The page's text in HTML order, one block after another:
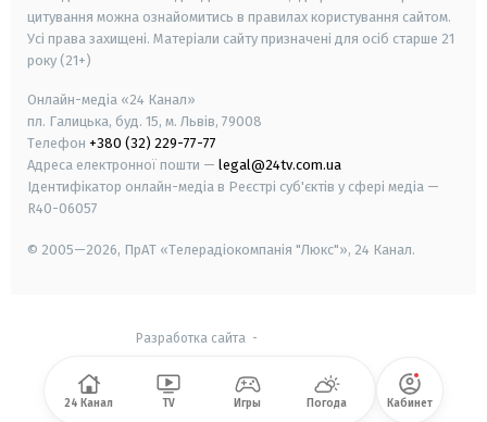
цитування можна ознайомитись в правилах користування сайтом.
Усі права захищені. Матеріали сайту призначені для осіб старше 21
року (21+)
Онлайн-медіа «24 Канал»
пл. Галицька, буд. 15, м. Львів, 79008
Телефон +380 (32) 229-77-77
Адреса електронної пошти — legal@24tv.com.ua
Ідентифікатор онлайн-медіа в Реєстрі суб'єктів у сфері медіа —
R40-06057
© 2005—2026, ПрАТ «Телерадіокомпанія "Люкс"», 24 Канал.
Разработка сайта -
24 Канал TV Игры Погода Кабинет